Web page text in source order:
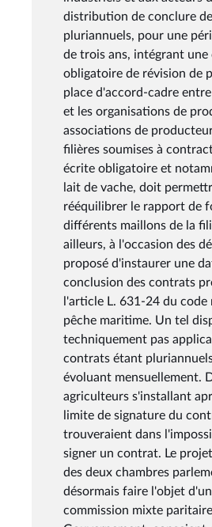
distribution de conclure
pluriannuels, pour une
de trois ans, intégrant une
obligatoire de révision de
place d'accord-cadre
et les organisations de
associations de
filières soumises à
écrite obligatoire et
lait de vache, doit
rééquilibrer le rapport de
différents maillons de la
ailleurs, à l'occasion des
proposé d'instaurer une
conclusion des contrats
l'article L. 631-24 du code
pêche maritime. Un tel
techniquement pas
contrats étant
évoluant mensuellement.
agriculteurs s'installant
limite de signature du
trouveraient dans
signer un contrat. Le
des deux chambres
désormais faire l'objet
commission mixte